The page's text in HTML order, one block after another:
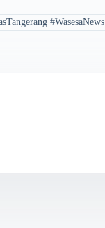
#WasesaNews